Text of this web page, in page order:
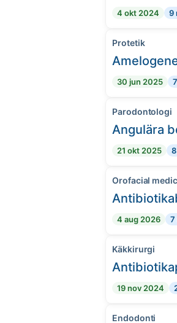
4 okt 2024 9
Protetik
30 jun 2025
Parodontologi
Angulära
21 okt 2025
Orofacial
4 aug 2026 7
Käkkirurgi
19 nov 2024
Endodonti